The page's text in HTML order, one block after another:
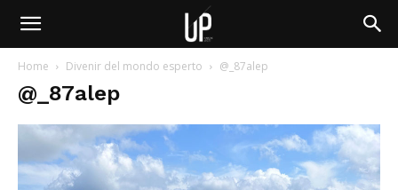
Home Divenir del mondo esperto @_87alep
@_87alep